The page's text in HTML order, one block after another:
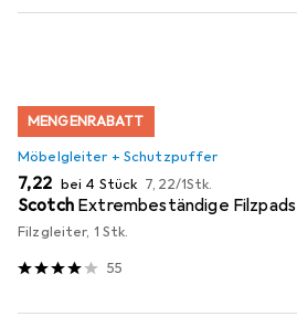
MENGENRABATT
Möbelgleiter + Schutzpuffer
EUR
7,22 bei 4 Stück EUR
7,22/1Stk.
Scotch Extrembeständige Filzpads
Filzgleiter, 1 Stk.
55